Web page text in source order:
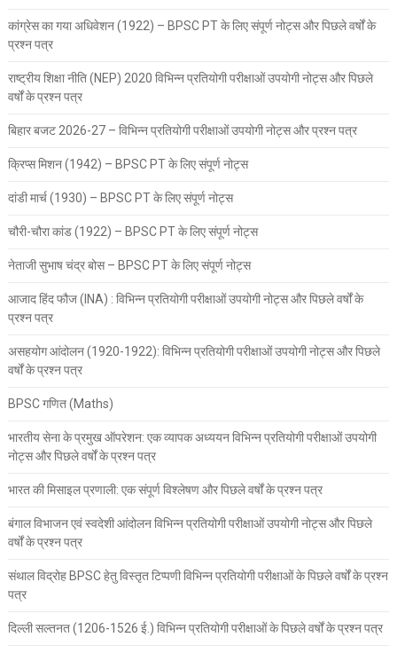
कांग्रेस का गया अधिवेशन (1922) – BPSC PT के लिए संपूर्ण नोट्स और पिछले वर्षों के
प्रश्न पत्र
राष्ट्रीय शिक्षा नीति (NEP) 2020 विभिन्न प्रतियोगी परीक्षाओं उपयोगी नोट्स और पिछले
वर्षों के प्रश्न पत्र
बिहार बजट 2026-27 – विभिन्न प्रतियोगी परीक्षाओं उपयोगी नोट्स और प्रश्न पत्र
क्रिप्स मिशन (1942) – BPSC PT के लिए संपूर्ण नोट्स
दांडी मार्च (1930) – BPSC PT के लिए संपूर्ण नोट्स
चौरी-चौरा कांड (1922) – BPSC PT के लिए संपूर्ण नोट्स
नेताजी सुभाष चंद्र बोस – BPSC PT के लिए संपूर्ण नोट्स
आजाद हिंद फौज (INA) : विभिन्न प्रतियोगी परीक्षाओं उपयोगी नोट्स और पिछले वर्षों के
प्रश्न पत्र
असहयोग आंदोलन (1920-1922): विभिन्न प्रतियोगी परीक्षाओं उपयोगी नोट्स और पिछले
वर्षों के प्रश्न पत्र
BPSC गणित (Maths)
भारतीय सेना के प्रमुख ऑपरेशन: एक व्यापक अध्ययन विभिन्न प्रतियोगी परीक्षाओं उपयोगी
नोट्स और पिछले वर्षों के प्रश्न पत्र
भारत की मिसाइल प्रणाली: एक संपूर्ण विश्लेषण और पिछले वर्षों के प्रश्न पत्र
बंगाल विभाजन एवं स्वदेशी आंदोलन विभिन्न प्रतियोगी परीक्षाओं उपयोगी नोट्स और पिछले
वर्षों के प्रश्न पत्र
संथाल विद्रोह BPSC हेतु विस्तृत टिप्पणी विभिन्न प्रतियोगी परीक्षाओं के पिछले वर्षों के प्रश्न
पत्र
दिल्ली सल्तनत (1206-1526 ई.) विभिन्न प्रतियोगी परीक्षाओं के पिछले वर्षों के प्रश्न पत्र